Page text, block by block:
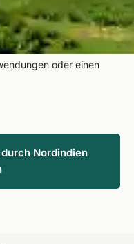
Städte wie Delhi,
das „Dach der Welt“,
Ihre Rundreise durch
oder einen
Nordindien